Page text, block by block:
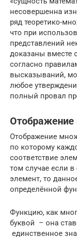
несовершенна
ряд теоретико-
что при
представлений
доказаны вместе
согласно
высказываний,
любое
полный провал
Отображение
по которому
соответствие
том случае если в
элемент, то
определённой
Функцию, как
буквой – она
единственное